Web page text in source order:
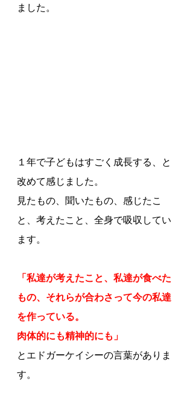
ました。
１年で子どもはすごく成長する、と
改めて感じました。
見たもの、聞いたもの、感じたこ
と、考えたこと、全身で吸収してい
ます。
「私達が考えたこと、私達が食べた
もの、それらが合わさって今の私達
を作っている。
肉体的にも精神的にも」
とエドガーケイシーの言葉がありま
す。